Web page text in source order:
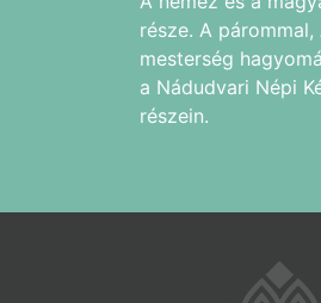
része. A
mesterség
a Nádudvari Népi
részein.